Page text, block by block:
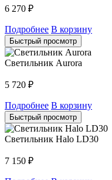
6 270 ₽
Подробнее В корзину
Быстрый просмотр
Светильник Aurora
5 720 ₽
Подробнее В корзину
Быстрый просмотр
Светильник Halo LD30
7 150 ₽